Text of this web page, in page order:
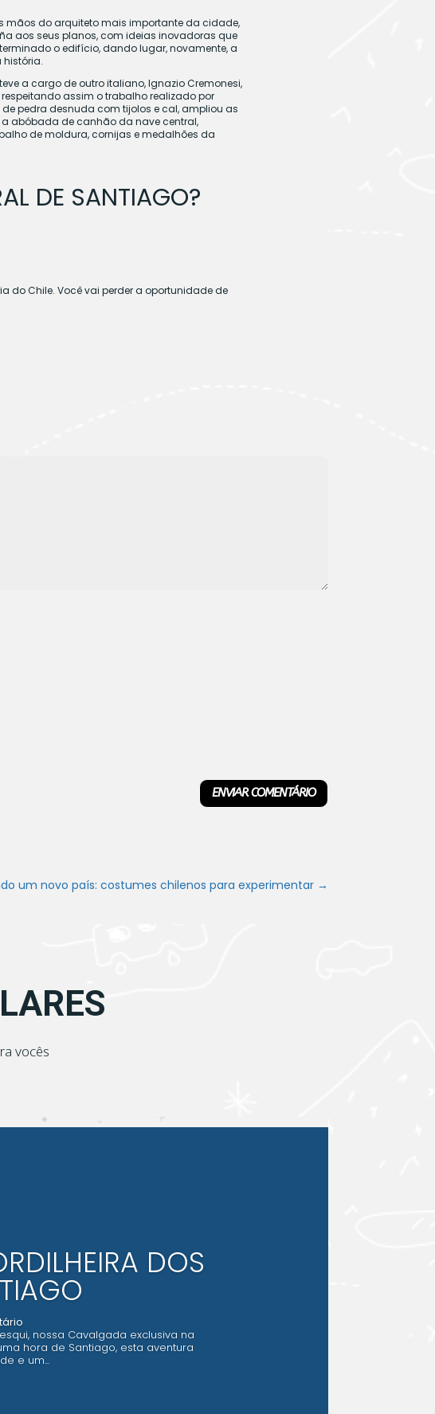
mãos do arquiteto mais importante da cidade,
aos seus planos, com ideias inovadoras que
o edifício, dando lugar, novamente, a
a cargo de outro italiano, Ignazio Cremonesi,
assim o trabalho realizado por
pedra desnuda com tijolos e cal, ampliou as
abóbada de canhão da nave central,
de moldura, cornijas e medalhões da
DE SANTIAGO?
do Chile. Você vai perder a oportunidade de
ENVIAR COMENTÁRIO
um novo país: costumes chilenos para experimentar→
vocês
DOS
nossa Cavalgada exclusiva na
hora de Santiago, esta aventura
e um...